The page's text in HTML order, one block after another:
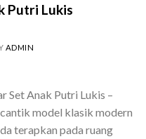
Putri Lukis
ADMIN
Set Anak Putri Lukis –
model klasik modern
terapkan pada ruang